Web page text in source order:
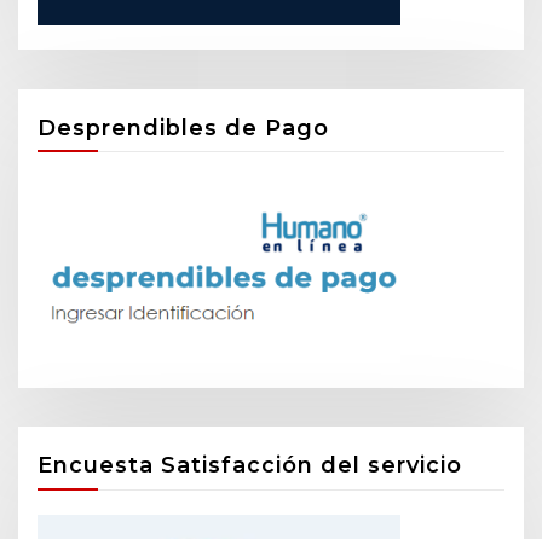
Desprendibles de Pago
Encuesta Satisfacción del servicio